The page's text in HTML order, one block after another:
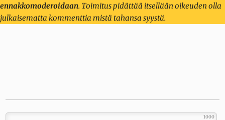
ennakkomoderoidaan. Toimitus pidättää itsellään oikeuden olla
julkaisematta kommenttia mistä tahansa syystä.
1000